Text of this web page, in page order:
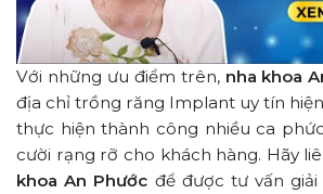
Với những ưu điểm trên, nha khoa
địa chỉ trồng răng Implant uy tín
thực hiện thành công nhiều ca
cười rạng rỡ cho khách hàng. Hãy
khoa An Phước để được tư vấn